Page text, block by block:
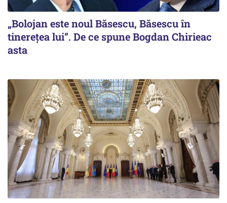
„Bolojan este noul Băsescu, Băsescu în
tinerețea lui”. De ce spune Bogdan Chirieac
asta